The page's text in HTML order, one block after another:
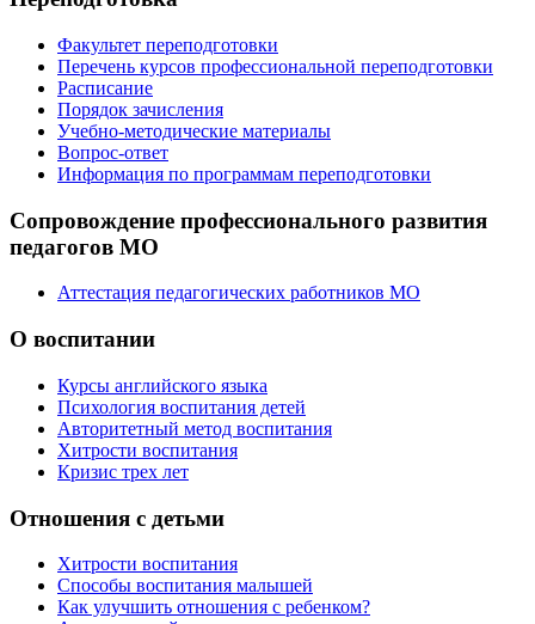
Факультет переподготовки
Перечень курсов профессиональной переподготовки
Расписание
Порядок зачисления
Учебно-методические материалы
Вопрос-ответ
Информация по программам переподготовки
Сопровождение профессионального развития
педагогов МО
Аттестация педагогических работников МО
О воспитании
Курсы английского языка
Психология воспитания детей
Авторитетный метод воспитания
Хитрости воспитания
Кризис трех лет
Отношения с детьми
Хитрости воспитания
Способы воспитания малышей
Как улучшить отношения с ребенком?